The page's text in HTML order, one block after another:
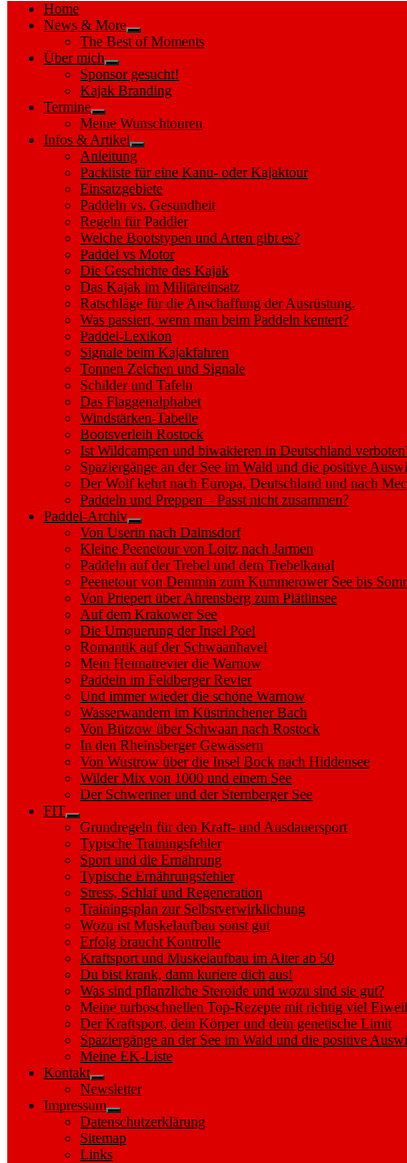
Home
News & More
Show
sub
The Best of Moments
Über mich
Show
sub
menu
Sponsor gesucht!
Kajak Branding
Termine
Show
sub
menu
Meine Wunschtouren
Infos & Artikel
Show
sub
menu
Anleitung
Packliste für eine Kanu- oder Kajaktour
Einsatzgebiete
Paddeln vs. Gesundheit
Regeln für Paddler
Welche Bootstypen und Arten gibt es?
Paddel vs Motor
Die Geschichte des Kajak
Das Kajak im Militäreinsatz
Ratschläge für die Anschaffung der Ausrüstung.
Was passiert, wenn man beim Paddeln kentert?
Paddel-Lexikon
Signale beim Kajakfahren
Tonnen Zeichen und Signale
Schilder und Tafeln
Das Flaggenalphabet
Windstärken-Tabelle
Bootsverleih Rostock
Ist Wildcampen und biwakieren in Deutschland
Spaziergänge an der See im Wald und die positive
Der Wolf kehrt nach Europa, Deutschland und nach
Paddeln und Preppen – Passt nicht zusammen?
Paddel-Archiv
Show
sub
menu
Von Userin nach Dalmsdorf
Kleine Peenetour von Loitz nach Jarmen
Paddeln auf der Trebel und dem Trebelkanal
Peenetour von Demmin zum Kummerower See bis
Von Priepert über Ahrensberg zum Plätlinsee
Auf dem Krakower See
Die Umquerung der Insel Poel
Romantik auf der Schwaanhavel
Mein Heimatrevier die Warnow
Paddeln im Feldberger Revier
Und immer wieder die schöne Warnow
Wasserwandern im Küstrinchener Bach
Von Bützow über Schwaan nach Rostock
In den Rheinsberger Gewässern
Von Wustrow über die Insel Bock nach Hiddensee
Wilder Mix von 1000 und einem See
Der Schweriner und der Sternberger See
FIT
Show
sub
menu
Grundregeln für den Kraft- und Ausdauersport
Typische Trainingsfehler
Sport und die Ernährung
Typische Ernährungsfehler
Stress, Schlaf und Regeneration
Trainingsplan zur Selbstverwirklichung
Wozu ist Muskelaufbau sonst gut
Erfolg braucht Kontrolle
Kraftsport und Muskelaufbau im Alter ab 50
Du bist krank, dann kuriere dich aus!
Was sind pflanzliche Steroide und wozu sind sie gut?
Meine turboschnellen Top-Rezepte mit richtig viel
Der Kraftsport, dein Körper und dein genetische Limit
Spaziergänge an der See im Wald und die positive
Meine EK-Liste
Kontakt
Show
sub
menu
Newsletter
Impressum
Show
sub
menu
Datenschutzerklärung
Sitemap
Links